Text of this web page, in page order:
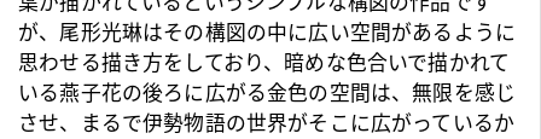
が、尾形光琳はその構図の中に広い空間があるように
思わせる描き方をしており、暗めな色合いで描かれて
いる燕子花の後ろに広がる金色の空間は、無限を感じ
させ、まるで伊勢物語の世界がそこに広がっているか